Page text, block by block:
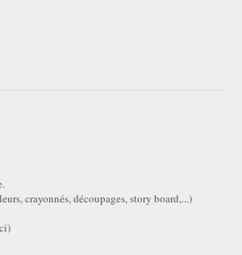
crayonnés, découpages, story board,...)